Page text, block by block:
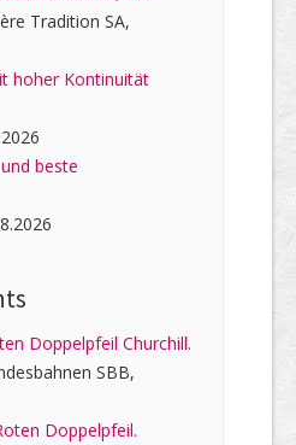
Tradition SA,
hoher Kontinuität
beste
Doppelpfeil Churchill.
SBB,
Doppelpfeil.